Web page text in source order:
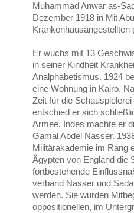
Muhammad Anwar as-
Dezember 1918 in Mit
Krankenhausangestellten
Er wuchs mit 13
in seiner Kindheit
Analphabetismus. 1924
eine Wohnung in Kairo.
Zeit für die
entschied er sich
Armee. Indes machte er
Gamal Abdel Nasser.
Militärakademie im Rang
Ägypten von England die
fortbestehende
verband Nasser und
werden. Sie wurden
oppositionellen, im